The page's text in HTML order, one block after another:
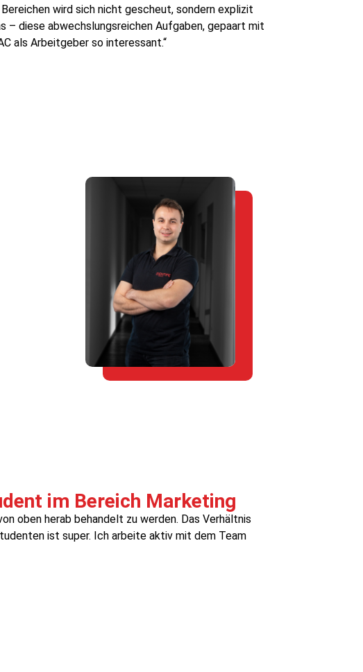
wird sich nicht gescheut, sondern explizit
– diese abwechslungsreichen Aufgaben, gepaart mit
als Arbeitgeber so interessant.“
im Bereich Marketing
oben herab behandelt zu werden. Das Verhältnis
ist super. Ich arbeite aktiv mit dem Team